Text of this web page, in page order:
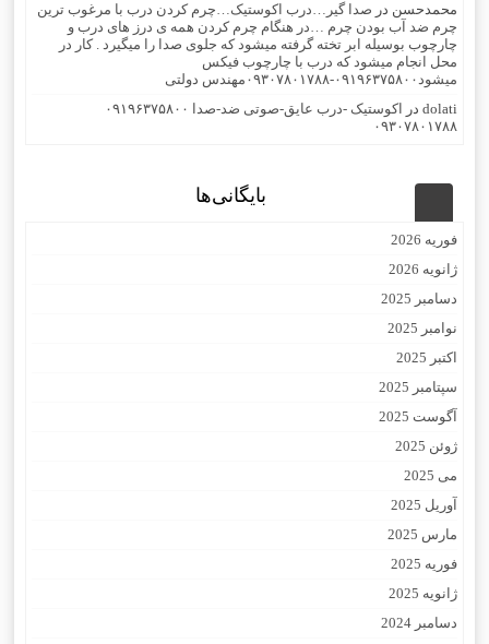
محمدحسن در صدا گیر…درب اکوستیک…چرم کردن درب با مرغوب ترین
چرم ضد آب بودن چرم …در هنگام چرم کردن همه ی درز های درب و
چارچوب بوسیله ابر تخته گرفته میشود که جلوی صدا را میگیرد . کار در
محل انجام میشود که درب با چارچوب فیکس
میشود۰۹۱۹۶۳۷۵۸۰۰-۰۹۳۰۷۸۰۱۷۸۸مهندس دولتی
dolati در
اکوستیک -درب عایق-صوتی ضد-صدا ۰۹۱۹۶۳۷۵۸۰۰
۰۹۳۰۷۸۰۱۷۸۸
بایگانی‌ها
فوریه 2026
ژانویه 2026
دسامبر 2025
نوامبر 2025
اکتبر 2025
سپتامبر 2025
آگوست 2025
ژوئن 2025
می 2025
آوریل 2025
مارس 2025
فوریه 2025
ژانویه 2025
دسامبر 2024